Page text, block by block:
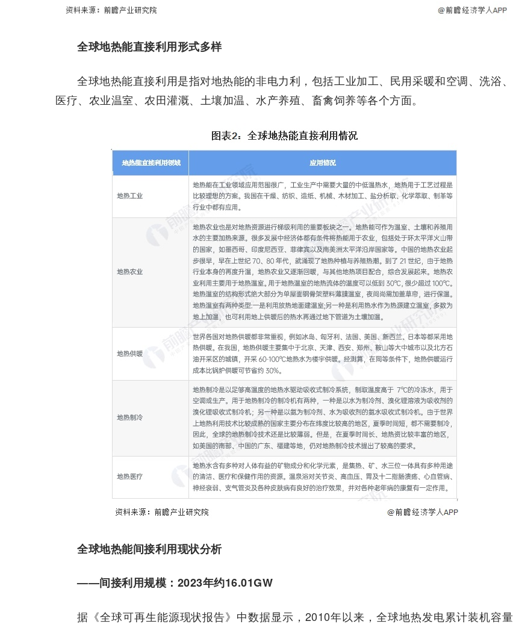
全球地热能直接利用形式多样
全球地热能直接利用是指对地热能的非电力利，包括工业加工、民用采暖和空调、洗浴、
医疗、农业温室、农田灌溉、土壤加温、水产养殖、畜禽饲养等各个方面。
全球地热能间接利用现状分析
——间接利用规模：2023年约16.01GW
据《全球可再生能源现状报告》中数据显示，2010年以来，全球地热发电累计装机容量